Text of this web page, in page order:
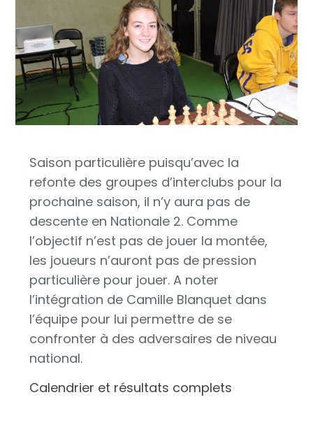
Saison particulière puisqu’avec la
refonte des groupes d’interclubs pour la
prochaine saison, il n’y aura pas de
descente en Nationale 2. Comme
l’objectif n’est pas de jouer la montée,
les joueurs n’auront pas de pression
particulière pour jouer. A noter
l’intégration de Camille Blanquet dans
l’équipe pour lui permettre de se
confronter à des adversaires de niveau
national.
Calendrier et résultats complets